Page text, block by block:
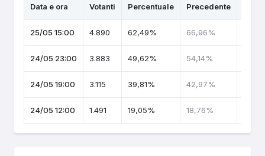
Data e ora Votanti Percentuale Precedente
25/05 15:00 4.890 62,49% 66,96%
24/05 23:00 3.883 49,62% 54,14%
24/05 19:00 3.115 39,81% 42,97%
24/05 12:00 1.491 19,05% 18,76%